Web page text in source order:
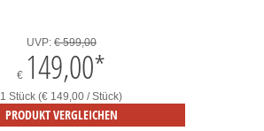
UVP: € 599,00
€ 149,00*
1 Stück (€ 149,00 / Stück)
PRODUKT VERGLEICHEN